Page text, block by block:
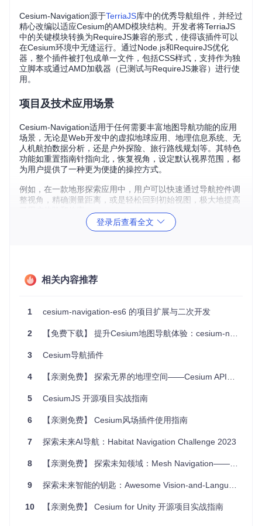
Cesium-Navigation源于TerriaJS库中的优秀导航组件，并经过
精心改编以适应Cesium的AMD模块结构。开发者将TerriaJS
中的关键模块转换为RequireJS兼容的形式，使得该插件可以
在Cesium环境中无缝运行。通过Node.js和RequireJS优化
器，整个插件被打包成单一文件，包括CSS样式，支持作为独
立脚本或通过AMD加载器（已测试与RequireJS兼容）进行使
用。
项目及技术应用场景
Cesium-Navigation适用于任何需要丰富地图导航功能的应用
场景，无论是Web开发中的虚拟地球应用、地理信息系统、无
人机航拍数据分析，还是户外探险、旅行路线规划等。其特色
功能如重置指南针指向北，恢复视角，设定默认视界范围，都
为用户提供了一种更为便捷的操控方式。
例如，在一款地形探索应用中，用户可以快速通过导航控件调
整视角，精确测量距离，或是轻松回到初始视图，极大地提高
使用。
：可以通过配置选项自由开启或关闭特定功能，
如compass、zoom controls和distance legend，满足个性
资源管理：提供destroy方法释放资源，保持应用高效运
灵活锁屏：支持锁定导航控件，提高用户专注度。
此外，项目还提供了详细的示例代码和DEMO，便于开发者快
想要亲身体验Cesium-Navigation带来的便利吗？访问
，开始你的地图导航之旅吧！
最后，该项目遵循Cesium和TerriaJS的开源协议，你可以自由
地使用、修改和分享，为你的项目增添无限可能！赶紧行动起
登录后查看全文
相关内容推荐
1 cesium-navigation-es6 的项目扩展与二次开发
2 【免费下载】 提升Cesium地图导航体验：cesium-navigation插件推荐
3 Cesium导航插件
4 【亲测免费】 探索无界的地理空间——Cesium API文档离线版解读
5 CesiumJS 开源项目实战指南
6 【亲测免费】 Cesium风场插件使用指南
7 探索未来AI导航：Habitat Navigation Challenge 2023
8 【亲测免费】 探索未知领域：Mesh Navigation——高效机器人导航解决方案
9 探索未来智能的钥匙：Awesome Vision-and-Language Navigation
10 【亲测免费】 Cesium for Unity 开源项目实战指南